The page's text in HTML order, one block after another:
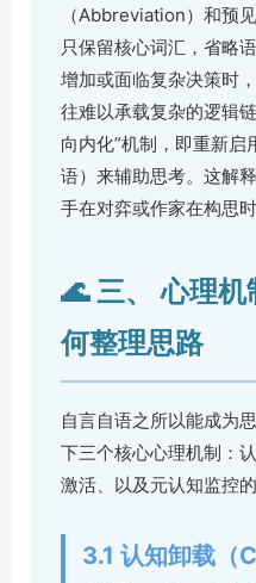
（Abbreviation）和预
只保留核心词汇，省略
增加或面临复杂决策时
往难以承载复杂的逻辑
向内化”机制，即重新启
语）来辅助思考。这解
手在对弈或作家在构思
🌊 三、 心理
何整理思路
自言自语之所以能成为
下三个核心心理机制：
激活、以及元认知监控的
3.1 认知卸载（